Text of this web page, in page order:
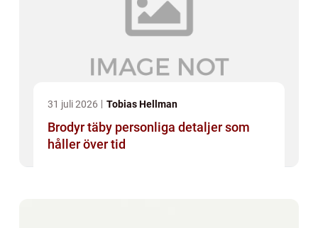
31 juli 2026 Tobias Hellman
Brodyr täby personliga detaljer som
håller över tid